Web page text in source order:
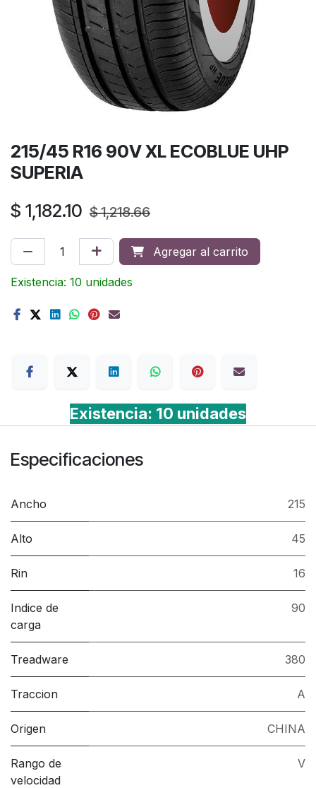
215/45 R16 90V XL ECOBLUE UHP
SUPERIA
$ 1,182.10 $1,218.66
Agregar al carrito
Existencia: 10 unidades
Existencia: 10 unidades
Especificaciones
Ancho 215
Alto 45
Rin 16
Indice de
carga
90
Treadware 380
Traccion A
Origen CHINA
Rango de
velocidad
V